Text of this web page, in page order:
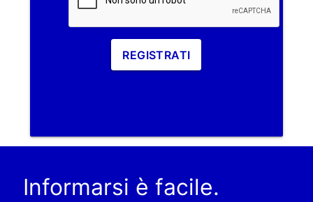
REGISTRATI
Informarsi è facile.